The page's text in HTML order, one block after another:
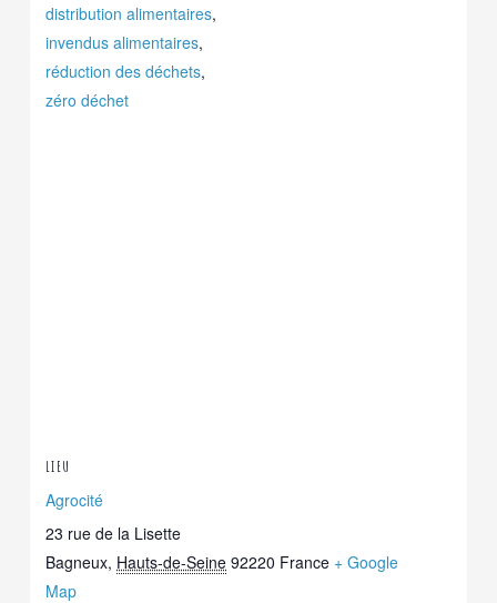
distribution alimentaires,
invendus alimentaires,
réduction des déchets,
zéro déchet
LIEU
Agrocité
23 rue de la Lisette
Bagneux, Hauts-de-Seine 92220 France + Google
Map